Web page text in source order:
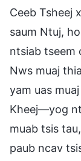
Ceeb Tsheej
saum Ntuj,
ntsiab tseem
Nws muaj
yam uas
Kheej—yog
muab tsis
paub ncav